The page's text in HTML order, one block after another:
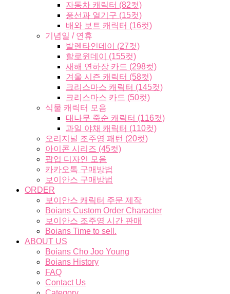
자동차 캐릭터 (82컷)
풍선과 열기구 (15컷)
배와 보트 캐릭터 (16컷)
기념일 / 연휴
발렌타인데이 (27컷)
할로윈데이 (155컷)
새해 연하장 카드 (298컷)
겨울 시즌 캐릭터 (58컷)
크리스마스 캐릭터 (145컷)
크리스마스 카드 (50컷)
식물 캐릭터 모음
대나무 죽순 캐릭터 (116컷)
과일 야채 캐릭터 (110컷)
오리지널 조주영 패턴 (20컷)
아이콘 시리즈 (45컷)
팝업 디자인 모음
카카오톡 구매방법
보이안스 구매방법
ORDER
보이안스 캐릭터 주문 제작
Boians Custom Order Character
보이안스 조주영 시간 판매
Boians Time to sell.
ABOUT US
Boians Cho Joo Young
Boians History
FAQ
Contact Us